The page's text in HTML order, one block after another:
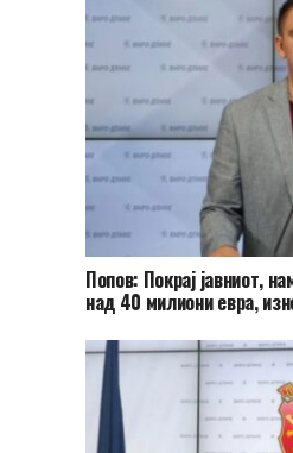
Попов: Покрај јавниот,
над 40 милиони евра,